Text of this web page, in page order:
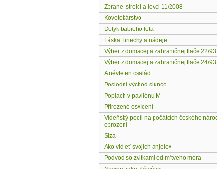
Zbrane, strelci a lovci 11/2008
Kovotokárstvo
Dotyk babieho leta
Láska, hriechy a nádeje
Výber z domácej a zahraničnej tlače 22/93
Výber z domácej a zahraničnej tlače 24/93
A névtelen család
Poslední východ slunce
Poplach v pavilónu M
Přirozené osvícení
Vídeňský podíl na počátcích českého
obrození
Slza
Ako vidieť svojich anjelov
Podvod so zvitkami od mŕtveho mora